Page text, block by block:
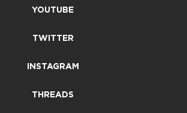
YOUTUBE
TWITTER
INSTAGRAM
THREADS